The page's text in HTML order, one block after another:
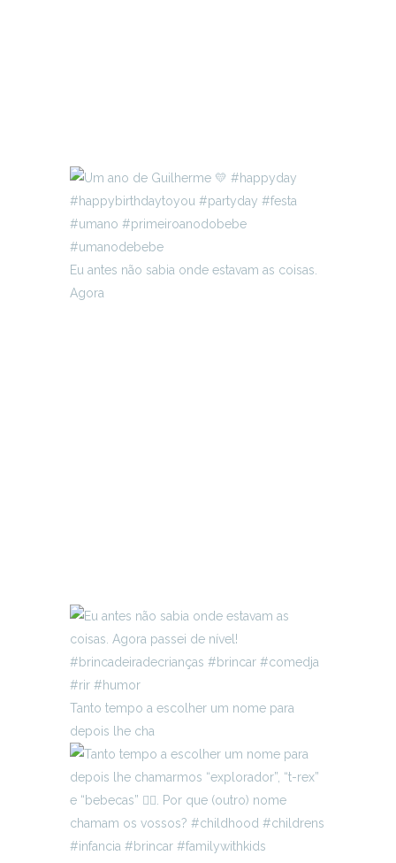
Eu antes não sabia onde estavam as coisas.
Agora
Tanto tempo a escolher um nome para
depois lhe cha